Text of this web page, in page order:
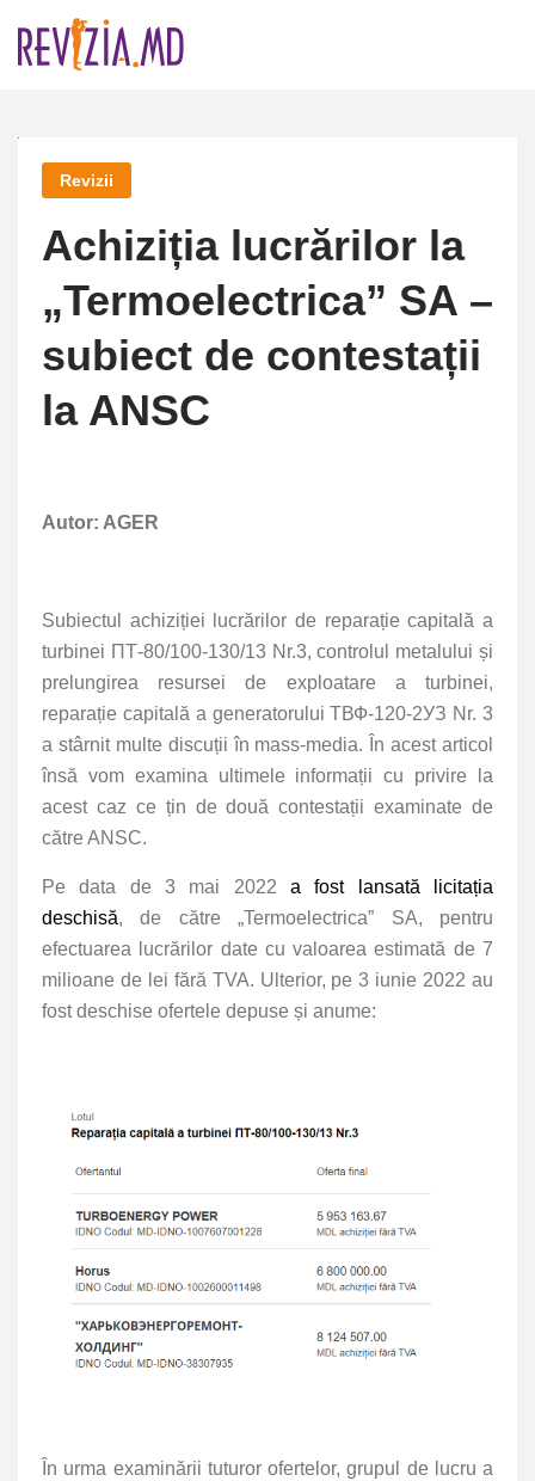
Revizii
Achiziția lucrărilor la
„Termoelectrica” SA –
subiect de contestații
la ANSC
Autor: AGER
Subiectul achiziției lucrărilor de reparație capitală a
turbinei ПТ-80/100-130/13 Nr.3, controlul metalului și
prelungirea resursei de exploatare a turbinei,
reparație capitală a generatorului TВФ-120-2УЗ Nr. 3
a stârnit multe discuții în mass-media. În acest articol
însă vom examina ultimele informații cu privire la
acest caz ce țin de două contestații examinate de
către ANSC.
Pe data de 3 mai 2022 a fost lansată licitația
deschisă, de către „Termoelectrica” SA, pentru
efectuarea lucrărilor date cu valoarea estimată de 7
milioane de lei fără TVA. Ulterior, pe 3 iunie 2022 au
fost deschise ofertele depuse și anume:
În urma examinării tuturor ofertelor, grupul de lucru a